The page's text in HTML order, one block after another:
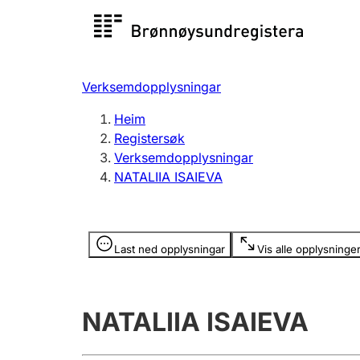
Registersøk
Registrere, endre, slette
Verksemdopplysningar
Heim
Registersøk
Verksemdopplysningar
NATALIIA ISAIEVA
Last ned opplysningar Vis alle opplysninger
Opplysninger er skjult
NATALIIA ISAIEVA